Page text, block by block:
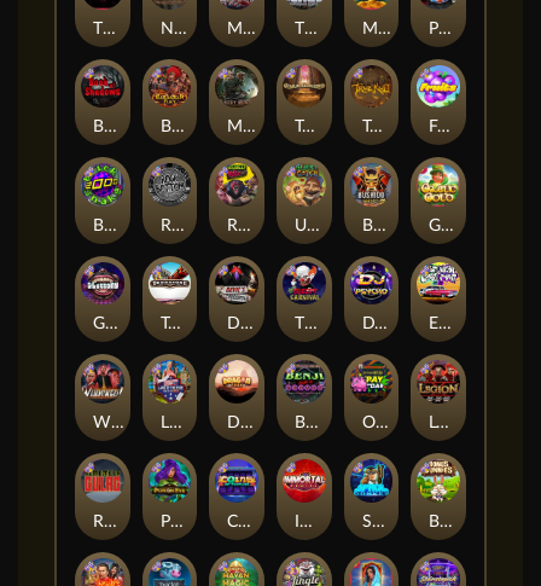
Munchies
Nexus Tombstone RIP
Outsourced: Payday
Roadkill
Book Of Shadows
Rock Bottom
The Cage
Space Donkey
Land of the Free
Brick Snake 2000
Monkey's Gold xPays
Benji Killed in Vegas
Barbarian Fury
Poison Eve
Devil's Crossroad
Tomb of Akhenaten
Dragon Tribe
Immortal Fruits
Coins of Fortune
Gluttony
Legion X
Fruits
Bonus Bunnies
DJ Psycho
Tombstone
Punk Rocker
Gaelic Gold
East Coast Vs West Coast
The Creepy Carnival
Whacked
Misery Mining
Remember Gulag
True kult
Bushido Way xNudge
Ugliest Catch
The Rave